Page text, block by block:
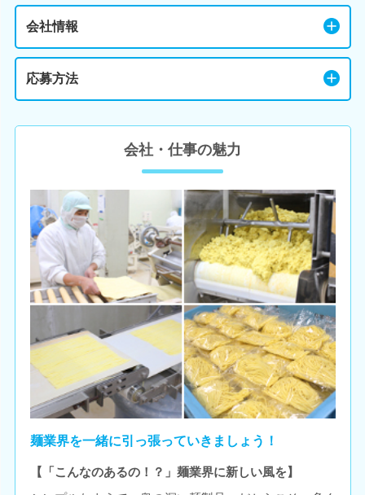
会社情報
応募方法
会社・仕事の魅力
麺業界を一緒に引っ張っていきましょう！
【「こんなのあるの！？」麺業界に新しい風を】